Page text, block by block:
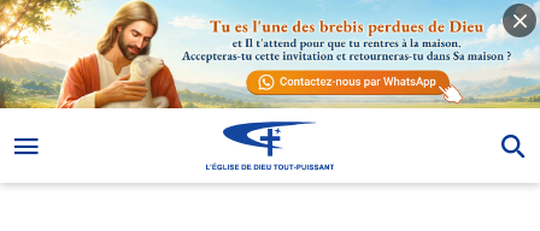
68. Maintenant, je sais comment témoigner pour Dieu